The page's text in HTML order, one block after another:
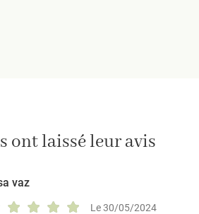
ont laissé leur avis
vaz
Le 30/05/2024